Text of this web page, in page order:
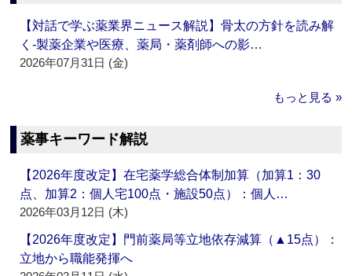
【対話で学ぶ薬業界ニュース解説】骨太の方針を読み解
く‐製薬企業や医療、薬局・薬剤師への影…
2026年07月31日 (金)
もっと見る »
薬事キーワード解説
【2026年度改定】在宅薬学総合体制加算（加算1：30
点、加算2：個人宅100点・施設50点）：個人…
2026年03月12日 (木)
【2026年度改定】門前薬局等立地依存減算（▲15点）：
立地から職能発揮へ